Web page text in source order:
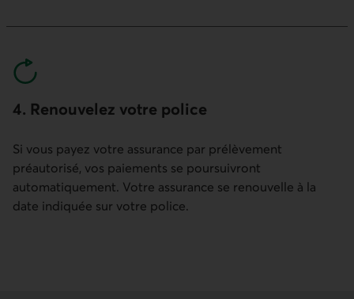
4. Renouvelez votre police
Si vous payez votre assurance par prélèvement
préautorisé, vos paiements se poursuivront
automatiquement. Votre assurance se renouvelle à la
date indiquée sur votre police.